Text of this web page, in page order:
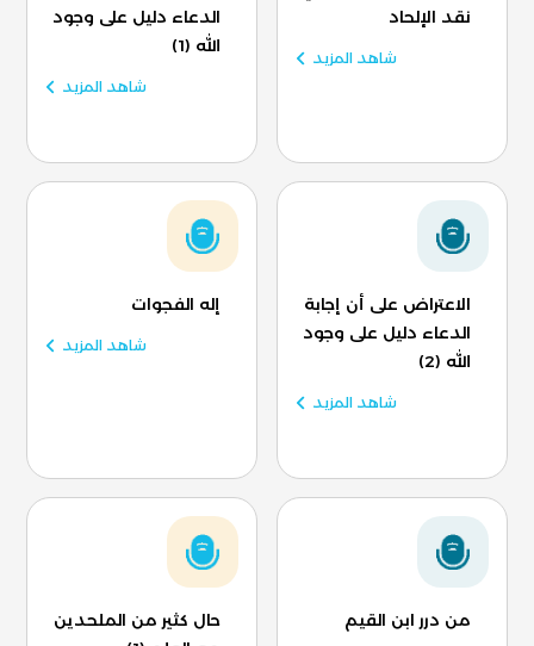
نقد الإلحاد
شاهد المزيد
الدعاء دليل على وجود
الله (1)
شاهد المزيد
الاعتراض على أن إجابة
الدعاء دليل على وجود
الله (2)
شاهد المزيد
إله الفجوات
شاهد المزيد
من درر ابن القيم
حال كثير من الملحدين